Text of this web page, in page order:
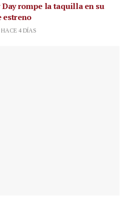
rompe la taquilla en su
estreno
HACE 4 DÍAS